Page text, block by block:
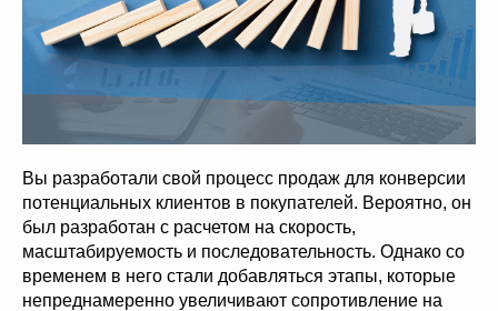
Вы разработали свой процесс продаж для конверсии
потенциальных клиентов в покупателей. Вероятно, он
был разработан с расчетом на скорость,
масштабируемость и последовательность. Однако со
временем в него стали добавляться этапы, которые
непреднамеренно увеличивают сопротивление на